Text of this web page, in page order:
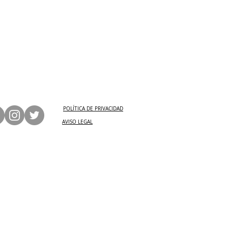
POLÍTICA DE PRIVACIDAD
AVISO LEGAL